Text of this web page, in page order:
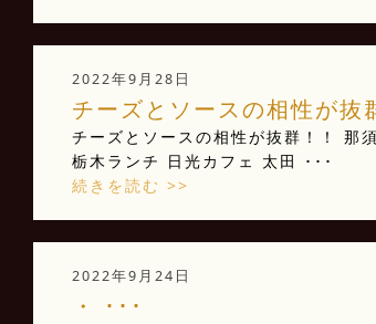
2022年9月28日
チーズとソースの相性が抜
チーズとソースの相性が抜群！！ 那
栃木ランチ 日光カフェ 太田 ･･･
続きを読む >>
2022年9月24日
・ ･･･